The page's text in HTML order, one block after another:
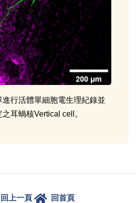
進行活體單細胞電生理紀錄並
耳蝸核Vertical cell。
回上一頁 回首頁